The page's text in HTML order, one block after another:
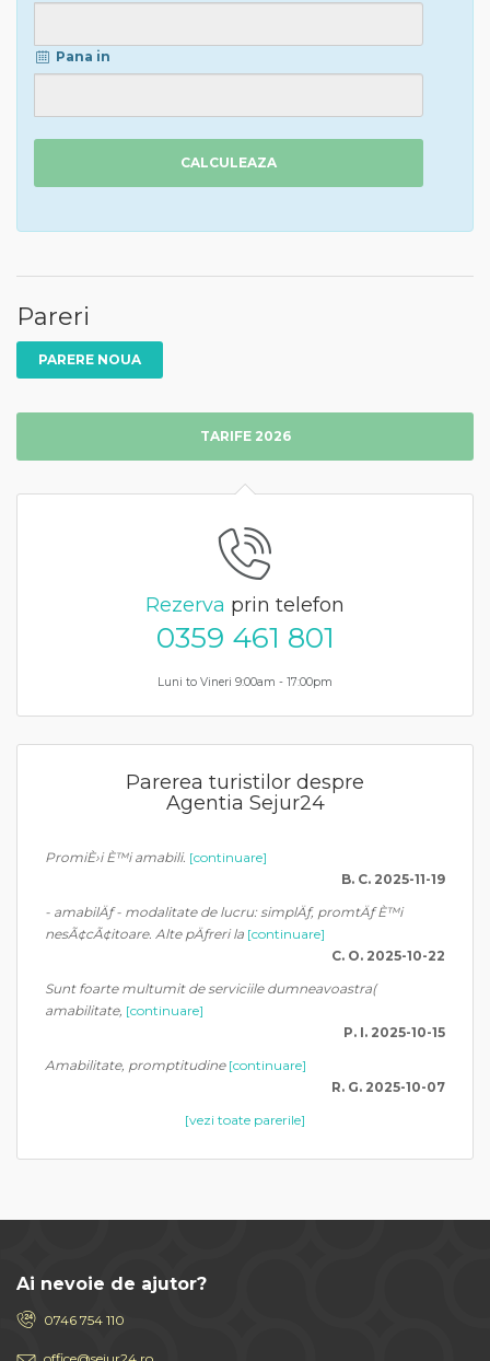
Pana in
CALCULEAZA
Pareri
PARERE NOUA
TARIFE 2026
Rezerva prin telefon
0359 461 801
Luni to Vineri 9:00am - 17:00pm
Parerea turistilor despre
Agentia Sejur24
PromiÈ›i È™i amabili. [continuare]
B. C. 2025-11-19
- amabilÄƒ - modalitate de lucru: simplÄƒ, promtÄƒ È™i
nesÃ¢cÃ¢itoare. Alte pÄƒreri la [continuare]
C. O. 2025-10-22
Sunt foarte multumit de serviciile dumneavoastra(
amabilitate, [continuare]
P. I. 2025-10-15
Amabilitate, promptitudine [continuare]
R. G. 2025-10-07
[vezi toate parerile]
Ai nevoie de ajutor?
0746 754 110